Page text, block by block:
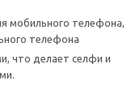
мобильного телефона,
телефона
что делает селфи и